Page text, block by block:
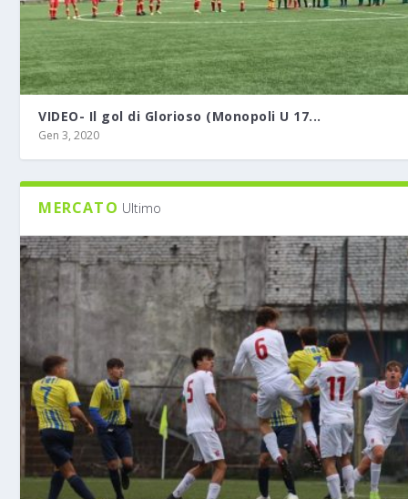
VIDEO- Il gol di Glorioso (Monopoli U 17...
Gen 3, 2020
MERCATO Ultimo